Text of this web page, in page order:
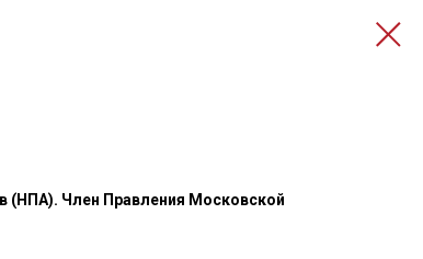
(НПА). Член Правления Московской